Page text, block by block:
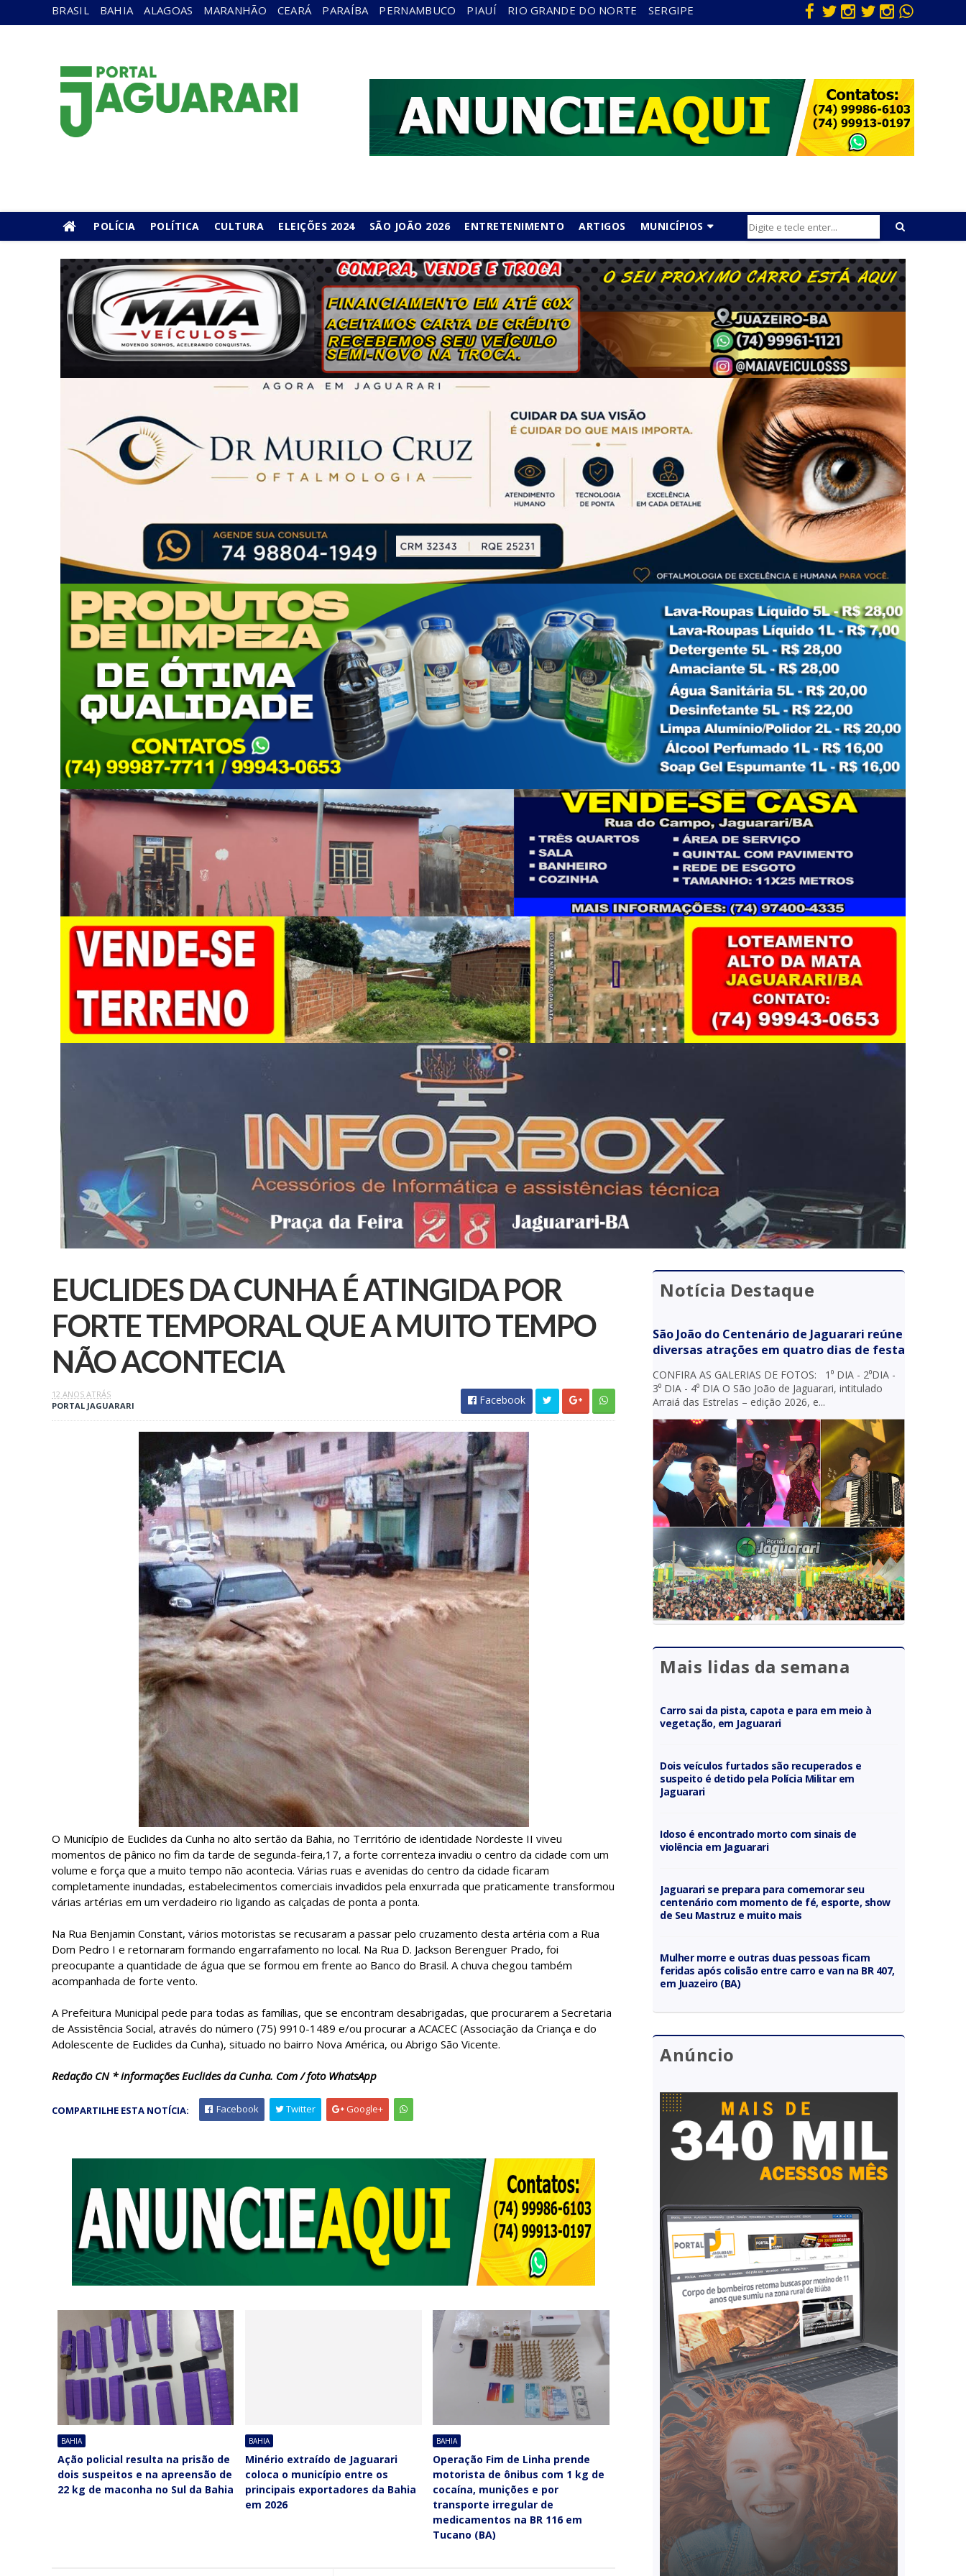
BRASIL BAHIA ALAGOAS MARANHÃO CEARÁ PARAÍBA PERNAMBUCO PIAUÍ RIO GRANDE DO NORTE SERGIPE
POLÍCIA POLÍTICA CULTURA ELEIÇÕES 2024 SÃO JOÃO 2026 ENTRETENIMENTO ARTIGOS MUNICÍPIOS
EUCLIDES DA CUNHA É ATINGIDA POR
FORTE TEMPORAL QUE A MUITO TEMPO
NÃO ACONTECIA
12 ANOS ATRÁS
PORTAL JAGUARARI
Facebook
O Município de Euclides da Cunha no alto sertão da Bahia, no Território de identidade Nordeste II viveu
momentos de pânico no fim da tarde de segunda-feira,17, a forte correnteza invadiu o centro da cidade com um
volume e força que a muito tempo não acontecia. Várias ruas e avenidas do centro da cidade ficaram
completamente inundadas, estabelecimentos comerciais invadidos pela enxurrada que praticamente transformou
várias artérias em um verdadeiro rio ligando as calçadas de ponta a ponta.
Na Rua Benjamin Constant, vários motoristas se recusaram a passar pelo cruzamento desta artéria com a Rua
Dom Pedro I e retornaram formando engarrafamento no local. Na Rua D. Jackson Berenguer Prado, foi
preocupante a quantidade de água que se formou em frente ao Banco do Brasil. A chuva chegou também
acompanhada de forte vento.
A Prefeitura Municipal pede para todas as famílias, que se encontram desabrigadas, que procurarem a Secretaria
de Assistência Social, através do número (75) 9910-1489 e/ou procurar a ACACEC (Associação da Criança e do
Adolescente de Euclides da Cunha), situado no bairro Nova América, ou Abrigo São Vicente.
Redação CN * informações Euclides da Cunha. Com / foto WhatsApp
COMPARTILHE ESTA NOTÍCIA: Facebook Twitter Google+
BAHIA
Ação policial resulta na prisão de
dois suspeitos e na apreensão de
22 kg de maconha no Sul da Bahia
BAHIA
Minério extraído de Jaguarari
coloca o município entre os
principais exportadores da Bahia
em 2026
BAHIA
Operação Fim de Linha prende
motorista de ônibus com 1 kg de
cocaína, munições e por
transporte irregular de
medicamentos na BR 116 em
Tucano (BA)
Notícia Destaque
São João do Centenário de Jaguarari reúne
diversas atrações em quatro dias de festa
CONFIRA AS GALERIAS DE FOTOS: 1⁰ DIA - 2⁰DIA -
3⁰ DIA - 4⁰ DIA O São João de Jaguarari, intitulado
Arraiá das Estrelas – edição 2026, e...
Mais lidas da semana
Carro sai da pista, capota e para em meio à
vegetação, em Jaguarari
Dois veículos furtados são recuperados e
suspeito é detido pela Polícia Militar em
Jaguarari
Idoso é encontrado morto com sinais de
violência em Jaguarari
Jaguarari se prepara para comemorar seu
centenário com momento de fé, esporte, show
de Seu Mastruz e muito mais
Mulher morre e outras duas pessoas ficam
feridas após colisão entre carro e van na BR 407,
em Juazeiro (BA)
Anúncio